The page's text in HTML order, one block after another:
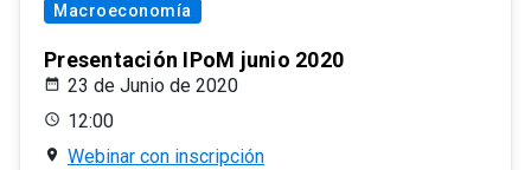
Macroeconomía
Presentación IPoM junio 2020
23 de Junio de 2020
12:00
Webinar con inscripción